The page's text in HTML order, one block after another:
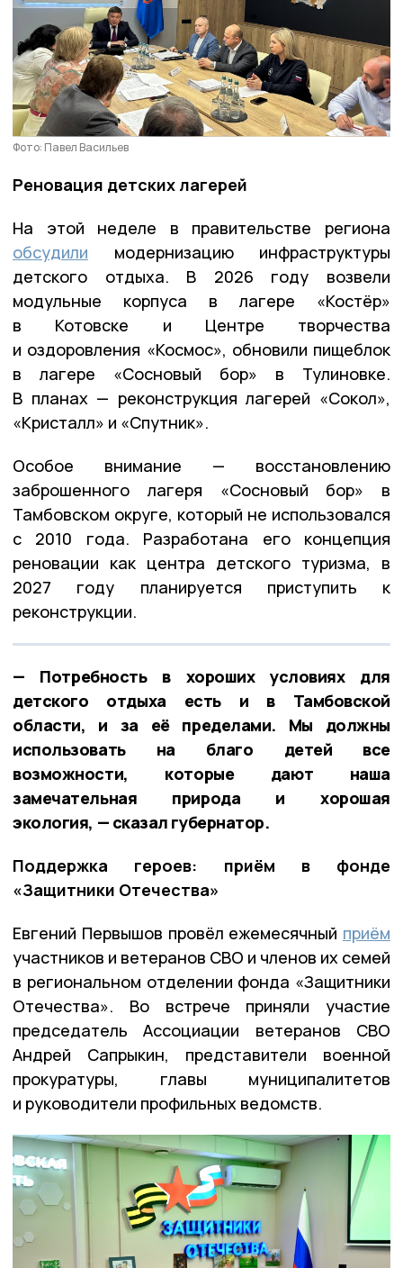
Фото: Павел Васильев
Реновация детских лагерей
На этой неделе в правительстве региона
обсудили модернизацию инфраструктуры
детского отдыха. В 2026 году возвели
модульные корпуса в лагере «Костёр»
в Котовске и Центре творчества
и оздоровления «Космос», обновили пищеблок
в лагере «Сосновый бор» в Тулиновке.
В планах — реконструкция лагерей «Сокол»,
«Кристалл» и «Спутник».
Особое внимание — восстановлению
заброшенного лагеря «Сосновый бор» в
Тамбовском округе, который не использовался
с 2010 года. Разработана его концепция
реновации как центра детского туризма, в
2027 году планируется приступить к
реконструкции.
— Потребность в хороших условиях для
детского отдыха есть и в Тамбовской
области, и за её пределами. Мы должны
использовать на благо детей все
возможности, которые дают наша
замечательная природа и хорошая
экология, — сказал губернатор.
Поддержка героев: приём в фонде
«Защитники Отечества»
Евгений Первышов провёл ежемесячный приём
участников и ветеранов СВО и членов их семей
в региональном отделении фонда «Защитники
Отечества». Во встрече приняли участие
председатель Ассоциации ветеранов СВО
Андрей Сапрыкин, представители военной
прокуратуры, главы муниципалитетов
и руководители профильных ведомств.